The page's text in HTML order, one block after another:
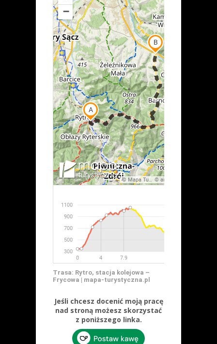
Trasa: Rytro, stacja kolejowa –
Frycowa | mapa-turystyczna.pl
Jeśli chcesz docenić moją pracę
nad stroną możesz skorzystać
z poniższego linka.